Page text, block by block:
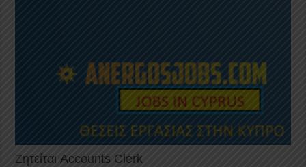
Ζητείται Accounts Clerk